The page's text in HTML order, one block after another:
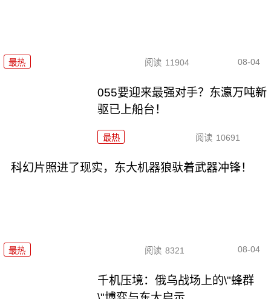
最热 阅读 11904 08-04
055要迎来最强对手？东瀛万吨新
驱已上船台！
最热 阅读 10691
科幻片照进了现实，东大机器狼驮着武器冲锋！
最热 阅读 8321 08-04
千机压境：俄乌战场上的\"蜂群